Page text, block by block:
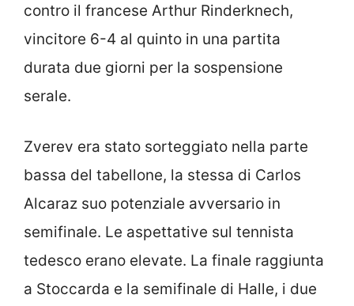
contro il francese Arthur Rinderknech,
vincitore 6-4 al quinto in una partita
durata due giorni per la sospensione
serale.
Zverev era stato sorteggiato nella parte
bassa del tabellone, la stessa di Carlos
Alcaraz suo potenziale avversario in
semifinale. Le aspettative sul tennista
tedesco erano elevate. La finale raggiunta
a Stoccarda e la semifinale di Halle, i due